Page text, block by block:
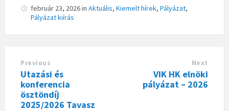
február 23, 2026in Aktuális, Kiemelt hírek, Pályázat,
Pályázat kiírás
Previous
Utazási és
konferencia
ösztöndíj
2025/2026 Tavasz
Next
VIK HK elnöki
pályázat – 2026